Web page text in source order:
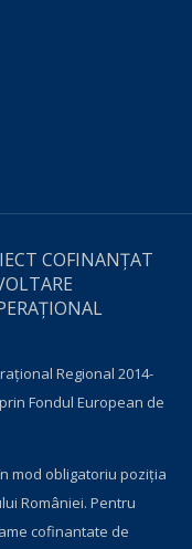
COFINANȚAT
Regional 2014-
Fondul European de
mod obligatoriu poziţia
României. Pentru
cofinantate de